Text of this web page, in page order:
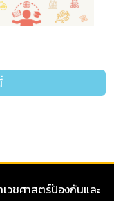
นี่
วชศาสตร์ป้องกันและ